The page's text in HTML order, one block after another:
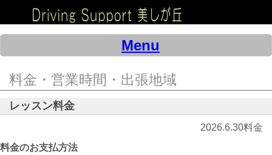
Menu
料金・営業時間・出張地域
レッスン料金
2026.6.30料金
料金のお支払方法